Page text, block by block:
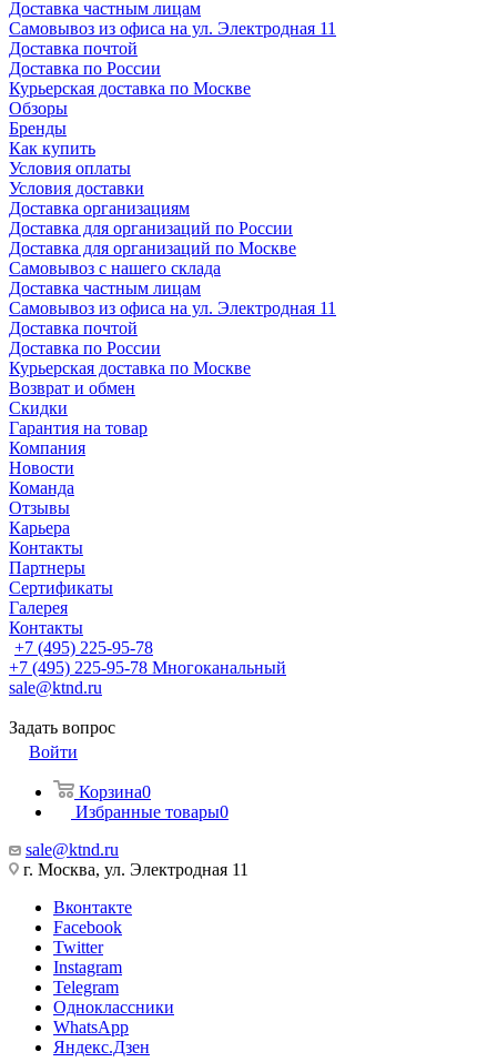
Доставка частным лицам
Самовывоз из офиса на ул. Электродная 11
Доставка почтой
Доставка по России
Курьерская доставка по Москве
Обзоры
Бренды
Как купить
Условия оплаты
Условия доставки
Доставка организациям
Доставка для организаций по России
Доставка для организаций по Москве
Самовывоз с нашего склада
Доставка частным лицам
Самовывоз из офиса на ул. Электродная 11
Доставка почтой
Доставка по России
Курьерская доставка по Москве
Возврат и обмен
Скидки
Гарантия на товар
Компания
Новости
Команда
Отзывы
Карьера
Контакты
Партнеры
Сертификаты
Галерея
Контакты
+7 (495) 225-95-78
+7 (495) 225-95-78 Многоканальный
sale@ktnd.ru
Задать вопрос
Войти
Корзина0
Избранные товары0
sale@ktnd.ru
г. Москва, ул. Электродная 11
Вконтакте
Facebook
Twitter
Instagram
Telegram
Одноклассники
WhatsApp
Яндекс.Дзен